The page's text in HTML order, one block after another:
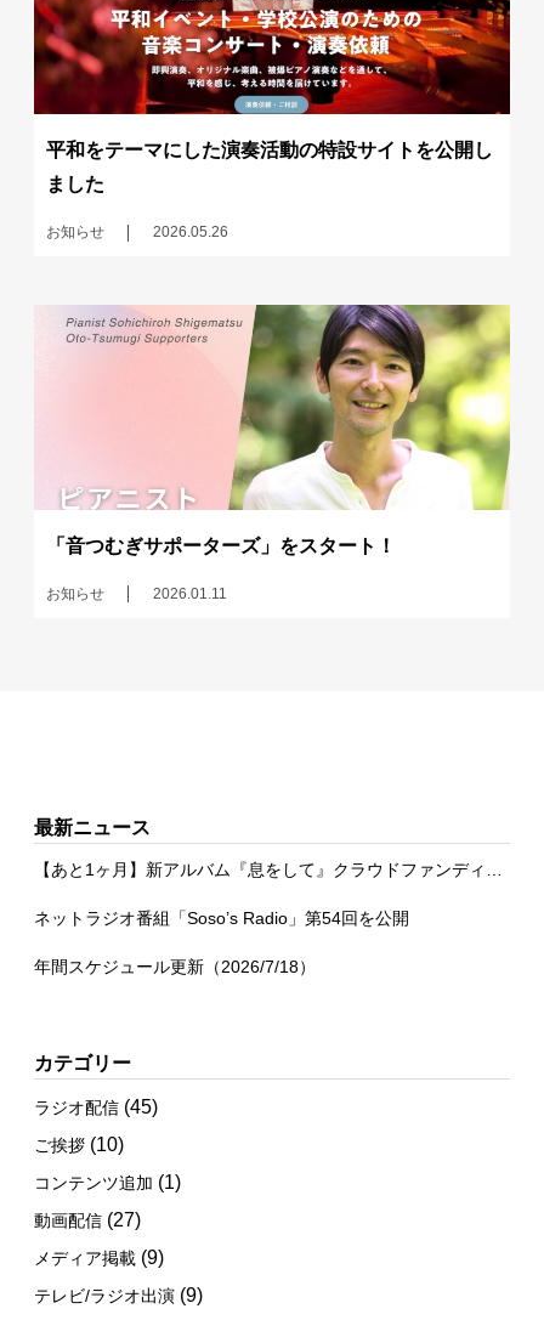
平和をテーマにした演奏活動の特設サイトを公開し
ました
お知らせ 2026.05.26
「音つむぎサポーターズ」をスタート！
お知らせ 2026.01.11
最新ニュース
ネットラジオ番組「Soso’s Radio」第54回を公開
年間スケジュール更新（2026/7/18）
カテゴリー
ラジオ配信 (45)
ご挨拶 (10)
コンテンツ追加 (1)
動画配信 (27)
メディア掲載 (9)
テレビ/ラジオ出演 (9)